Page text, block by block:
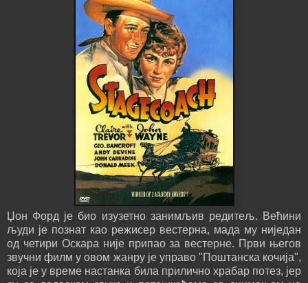
Џон Форд је био изузетно занимљив редитељ. Већини
људи је познат као режисер вестерна, мада му ниједан
од четири Оскара није припао за вестерне. Први његов
звучни филм у овом жанру је управо "Поштанска кочија",
која је у време настанка била прилично храбар потез, јер